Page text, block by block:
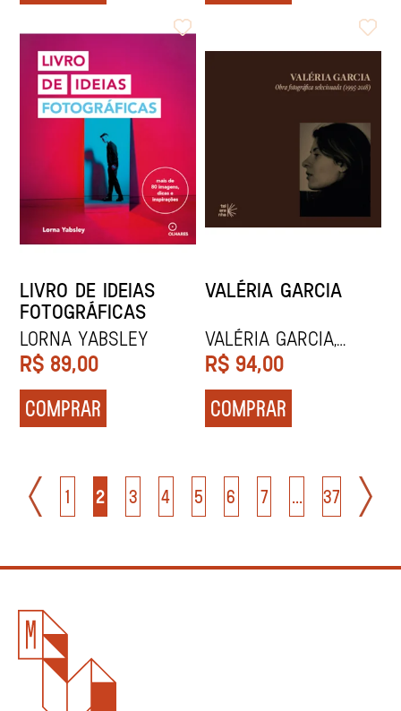
LIVRO DE IDEIAS
FOTOGRÁFICAS
Lorna Yabsley
R$ 89,00
COMPRAR
VALÉRIA GARCIA
Valéria Garcia,
Dirceu Villa e
Valéria Garcia
R$ 94,00
COMPRAR
1 2 3 4 5 6 7 ... 37